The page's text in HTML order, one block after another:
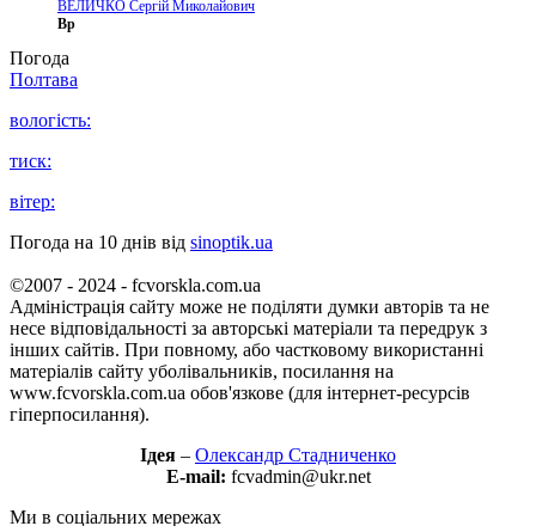
ВЕЛИЧКО Сергій Миколайович
Вр
Погода
Полтава
вологість:
тиск:
вітер:
Погода на 10 днів від sinoptik.ua
©2007 - 2024 - fcvorskla.com.ua
Адміністрація сайту може не поділяти думки авторів та не
несе відповідальності за авторські матеріали та передрук з
інших сайтів. При повному, або частковому використанні
матеріалів сайту уболівальників, посилання на
www.fcvorskla.com.ua обов'язкове (для інтернет-ресурсів
гіперпосилання).
Ідея – Олександр Стадниченко
E-mail: fcvadmin@ukr.net
Ми в соціальних мережах